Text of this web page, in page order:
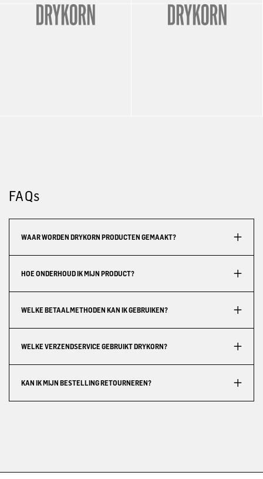
FAQs
WAAR WORDEN DRYKORN PRODUCTEN GEMAAKT?
HOE ONDERHOUD IK MIJN PRODUCT?
WELKE BETAALMETHODEN KAN IK GEBRUIKEN?
WELKE VERZENDSERVICE GEBRUIKT DRYKORN?
KAN IK MIJN BESTELLING RETOURNEREN?